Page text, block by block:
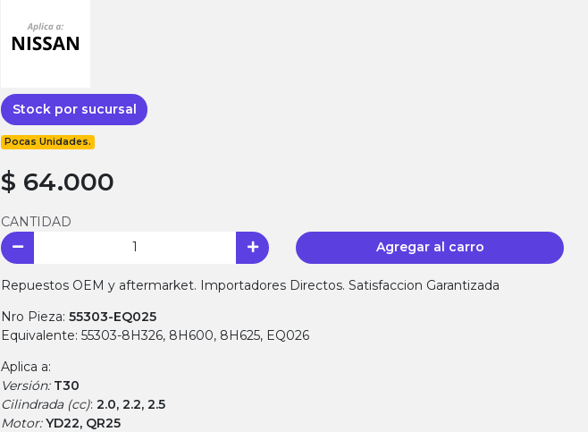
Stock por sucursal
Pocas Unidades.
$ 64.000
CANTIDAD
Agregar al carro
Repuestos OEM y aftermarket. Importadores Directos. Satisfaccion Garantizada
Nro Pieza: 55303-EQ025
Equivalente: 55303-8H326, 8H600, 8H625, EQ026
Aplica a:
Versión: T30
Cilindrada (cc): 2.0, 2.2, 2.5
Motor:YD22, QR25